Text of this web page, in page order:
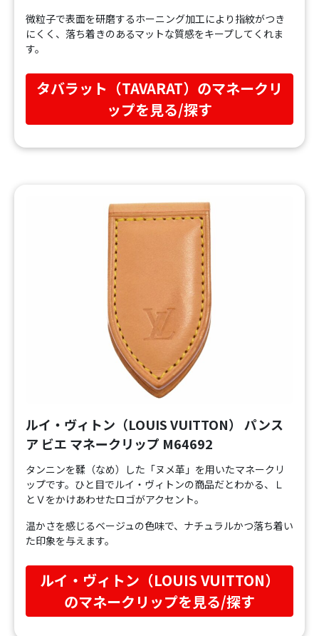
微粒子で表面を研磨するホーニング加工により指紋がつき
にくく、落ち着きのあるマットな質感をキープしてくれま
す。
タバラット（TAVARAT）のマネークリ
ップを見る/探す
ルイ・ヴィトン（LOUIS VUITTON） パンス
ア ビエ マネークリップ M64692
タンニンを鞣（なめ）した「ヌメ革」を用いたマネークリ
ップです。ひと目でルイ・ヴィトンの商品だとわかる、Ｌ
とＶをかけあわせたロゴがアクセント。
温かさを感じるベージュの色味で、ナチュラルかつ落ち着い
た印象を与えます。
ルイ・ヴィトン（LOUIS VUITTON）
のマネークリップを見る/探す